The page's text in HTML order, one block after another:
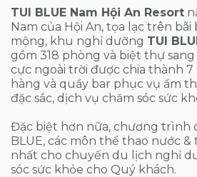
TUI BLUE Nam Hội An Resort
Nam của Hội An, tọa lạc trên
mộng, khu nghỉ dưỡng TUI
gồm 318 phòng và biệt thự
cực ngoài trời được chia thành 7
hàng và quầy bar phục vụ ẩm
đặc sắc, dịch vụ chăm sóc sức
Đặc biệt hơn nữa, chương trình
BLUE, các môn thể thao nước &
nhất cho chuyến du lịch nghỉ
sóc sức khỏe cho Quý khách.